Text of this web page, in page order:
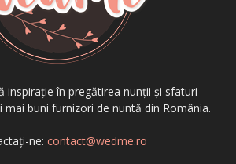
inspirație în pregătirea nunții și sfaturi
mai buni furnizori de nuntă din România.
ne: contact@wedme.ro